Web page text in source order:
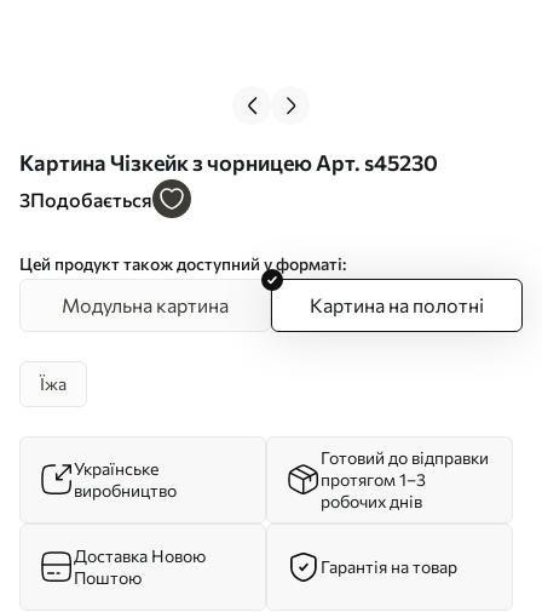
Картина Чізкейк з чорницею Арт. s45230
3Подобається
Цей продукт також доступний у форматі:
Модульна картина Картина на полотні
Їжа
Українське
виробництво
Готовий до відправки
протягом 1–3
робочих днів
Доставка Новою
Поштою
Гарантія на товар